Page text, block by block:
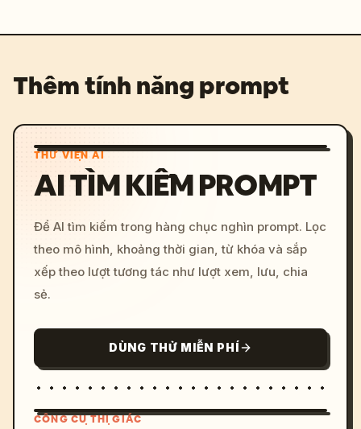
Thêm tính năng prompt
THƯ VIỆN AI
AI TÌM KIẾM PROMPT
Để AI tìm kiếm trong hàng chục nghìn prompt. Lọc
theo mô hình, khoảng thời gian, từ khóa và sắp
xếp theo lượt tương tác như lượt xem, lưu, chia
sẻ.
DÙNG THỬ MIỄN PHÍ
CÔNG CỤ THỊ GIÁC